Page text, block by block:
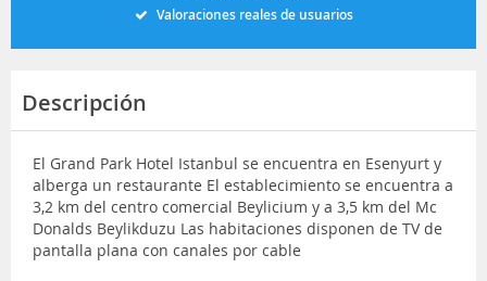
Valoraciones reales de usuarios
Descripción
El Grand Park Hotel Istanbul se encuentra en Esenyurt y
alberga un restaurante El establecimiento se encuentra a
3,2 km del centro comercial Beylicium y a 3,5 km del Mc
Donalds Beylikduzu Las habitaciones disponen de TV de
pantalla plana con canales por cable